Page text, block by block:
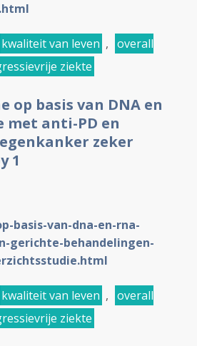
kwaliteit van leven , overall
ziekte
op basis van DNA en
met anti-PD en
zeker
1
basis-van-dna-en-rna-
gerichte-behandelingen-
kwaliteit van leven , overall
ziekte